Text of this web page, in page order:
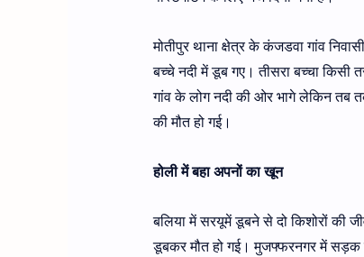
मोतीपुर थाना क्षेत्र के कंजडवा गांव
बच्चे नदी में डूब गए। तीसरा बच्चा
गांव के लोग नदी की ओर भागे लेकिन तब
की मौत हो गई।
होली में बहा अपनों का खून
बलिया में सरयूमें डूबने से दो किशोरों की
डूबकर मौत हो गई। मुजफ्फरनगर में सड़क